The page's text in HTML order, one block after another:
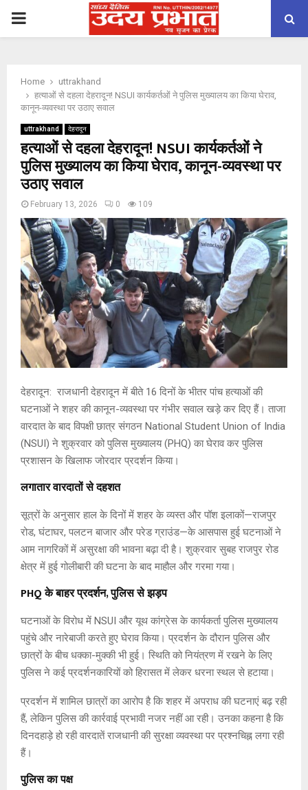
PRIMARY
Home
uttrakhand
हत्याओं से दहला देहरादून! NSUI कार्यकर्तओं ने पुलिस मुख्यालय का किया घेराव,
कानून-व्यवस्था पर उठाए सवाल
uttrakhand देहरादून
हत्याओं से दहला देहरादून! NSUI कार्यकर्तओं ने
पुलिस मुख्यालय का किया घेराव, कानून-व्यवस्था पर
उठाए सवाल
February 13, 2026 0 109
देहरादून: राजधानी देहरादून में बीते 16 दिनों के भीतर पांच हत्याओं की
घटनाओं ने शहर की कानून-व्यवस्था पर गंभीर सवाल खड़े कर दिए हैं। ताजा
वारदात के बाद विपक्षी छात्र संगठन National Student Union of India
(NSUI) ने शुक्रवार को पुलिस मुख्यालय (PHQ) का घेराव कर पुलिस
प्रशासन के खिलाफ जोरदार प्रदर्शन किया।
लगातार वारदातों से दहशत
सूत्रों के अनुसार हाल के दिनों में शहर के व्यस्त और पॉश इलाकों—राजपुर
रोड, घंटाघर, पलटन बाजार और परेड ग्राउंड—के आसपास हुई घटनाओं ने
आम नागरिकों में असुरक्षा की भावना बढ़ा दी है। शुक्रवार सुबह राजपुर रोड
क्षेत्र में हुई गोलीबारी की घटना के बाद माहौल और गरमा गया।
PHQ के बाहर प्रदर्शन, पुलिस से झड़प
घटनाओं के विरोध में NSUI और यूथ कांग्रेस के कार्यकर्ता पुलिस मुख्यालय
पहुंचे और नारेबाजी करते हुए घेराव किया। प्रदर्शन के दौरान पुलिस और
छात्रों के बीच धक्का-मुक्की भी हुई। स्थिति को नियंत्रण में रखने के लिए
पुलिस ने कई प्रदर्शनकारियों को हिरासत में लेकर धरना स्थल से हटाया।
प्रदर्शन में शामिल छात्रों का आरोप है कि शहर में अपराध की घटनाएं बढ़ रही
हैं, लेकिन पुलिस की कार्रवाई प्रभावी नजर नहीं आ रही। उनका कहना है कि
दिनदहाड़े हो रही वारदातें राजधानी की सुरक्षा व्यवस्था पर प्रश्नचिह्न लगा रही
हैं।
पुलिस का पक्ष